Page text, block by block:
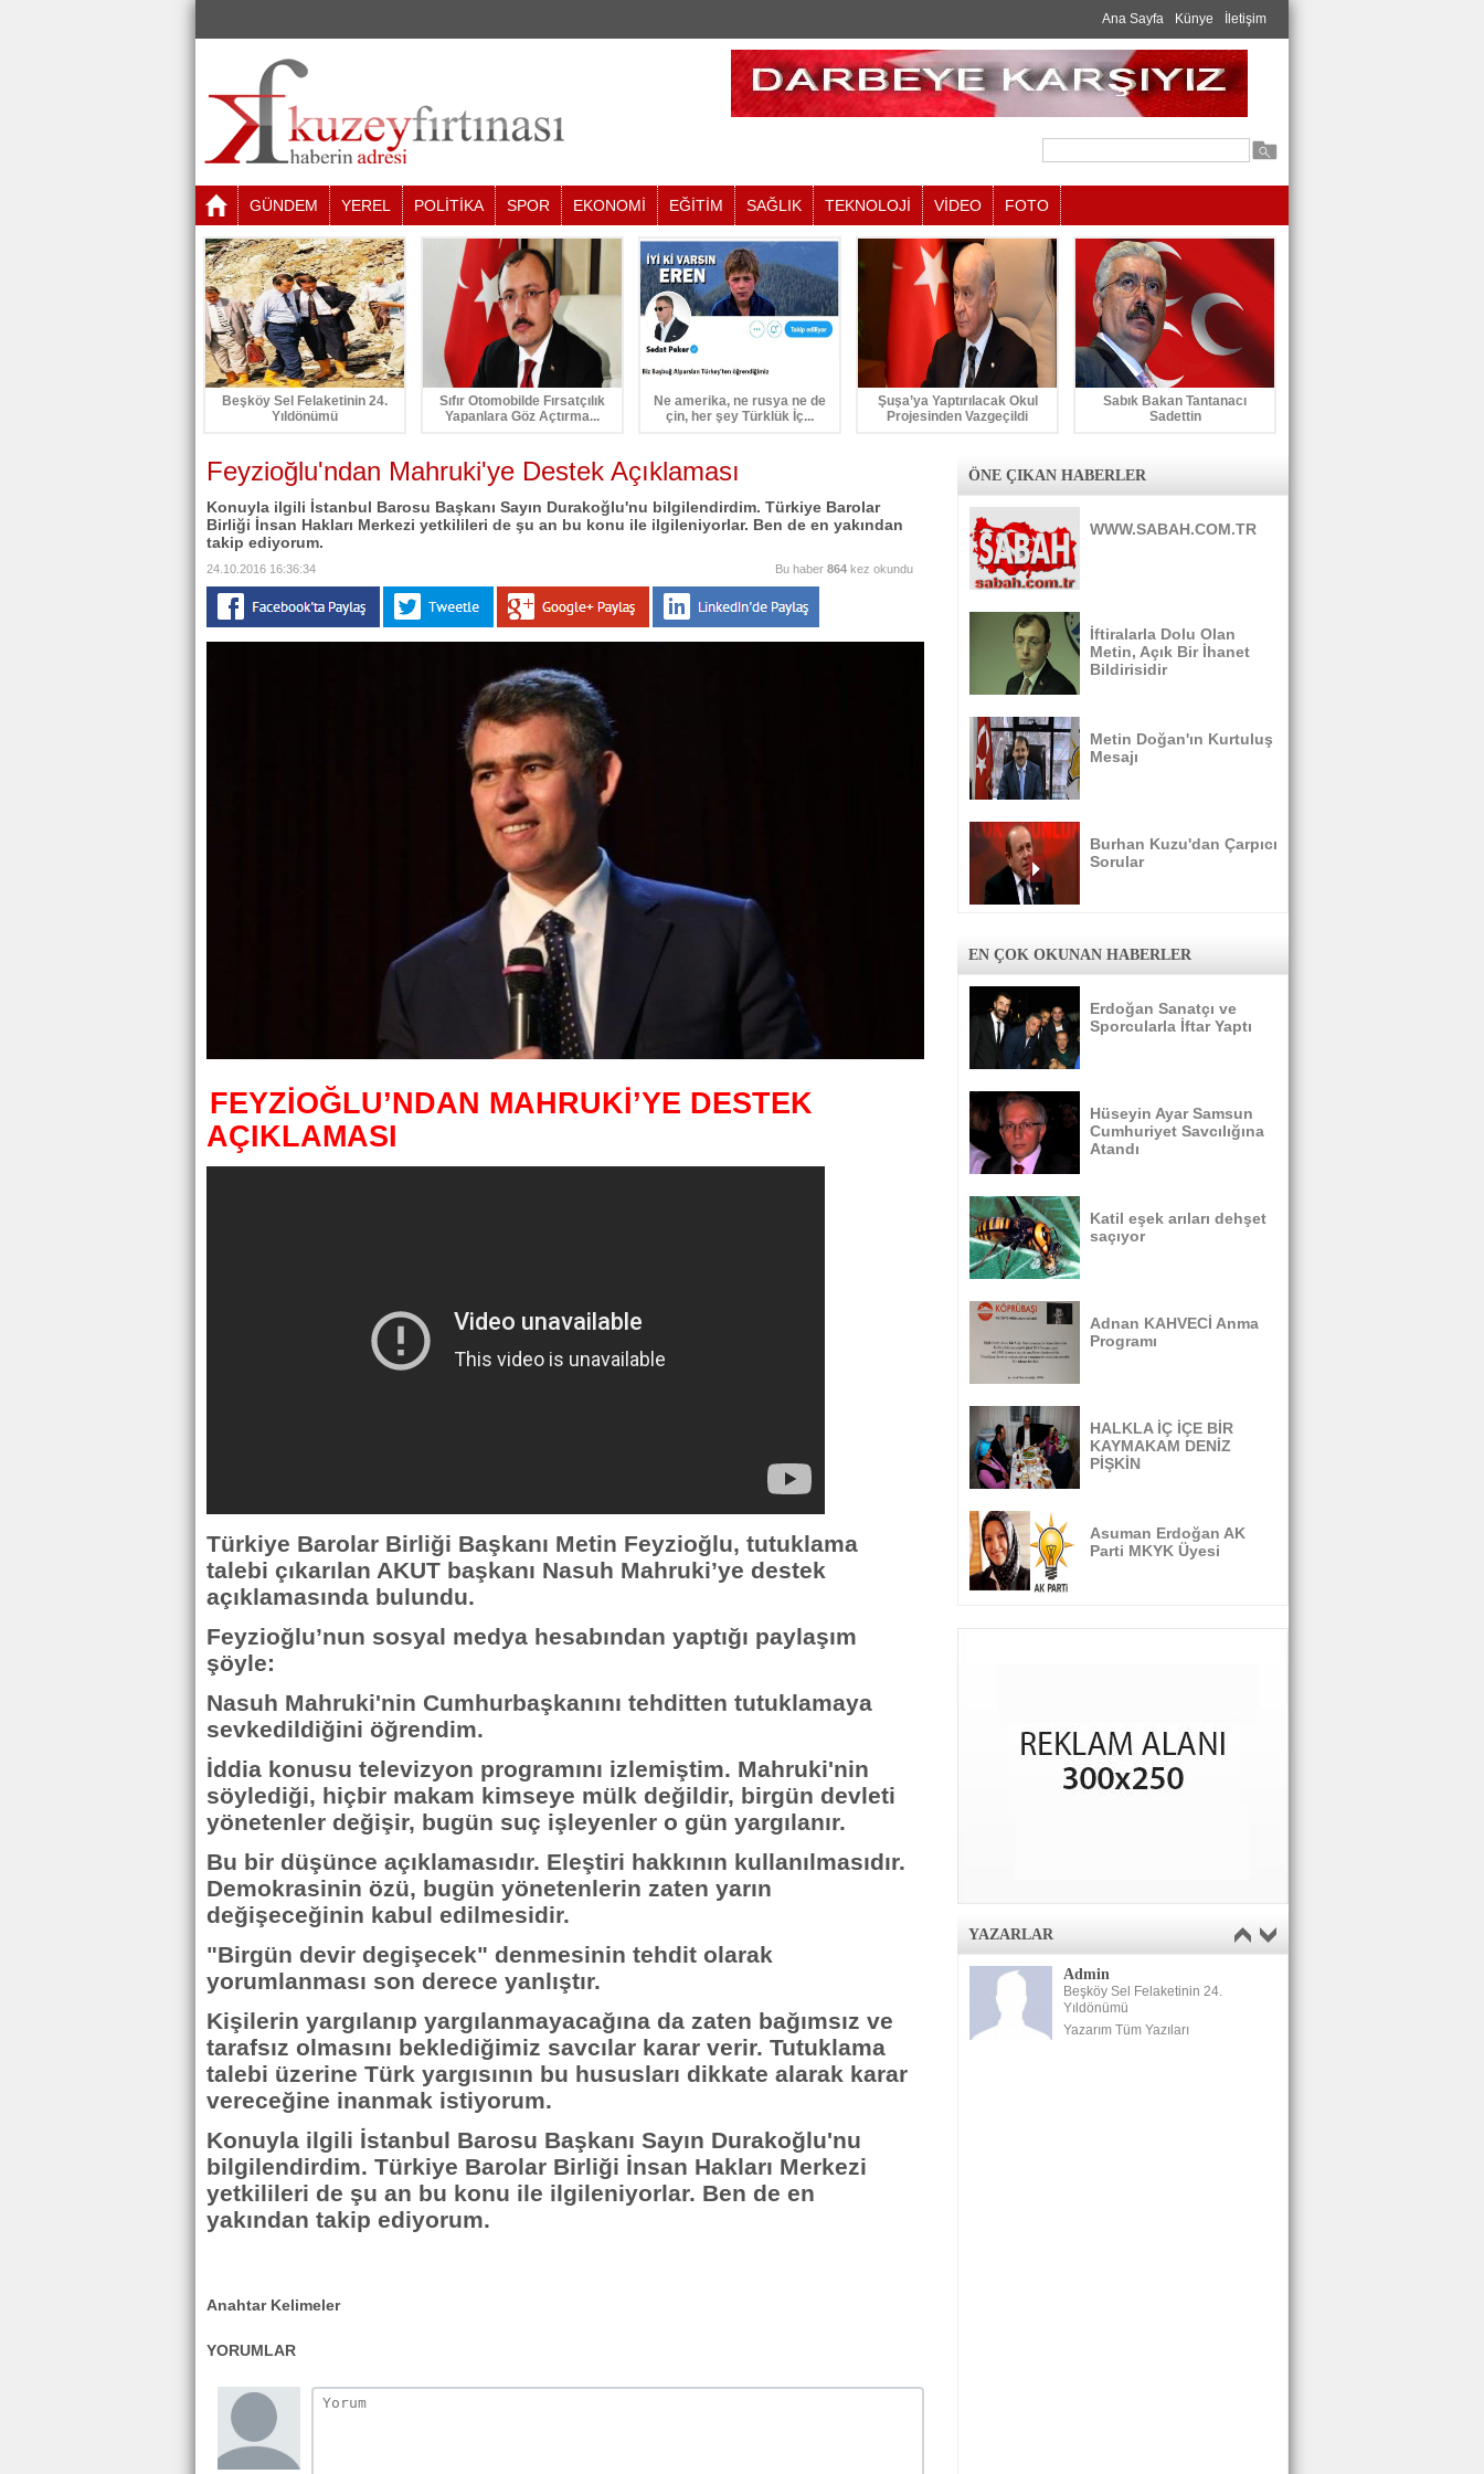
Ana Sayfa Künye İletişim
GÜNDEM YEREL POLİTİKA SPOR EKONOMİ EĞİTİM SAĞLIK TEKNOLOJİ VİDEO FOTO
Beşköy Sel Felaketinin 24.
Yıldönümü
Sıfır Otomobilde Fırsatçılık
Yapanlara Göz Açtırma...
Ne amerika, ne rusya ne de
çin, her şey Türklük İç...
Şuşa’ya Yaptırılacak Okul
Projesinden Vazgeçildi
Sabık Bakan Tantanacı
Sadettin
Feyzioğlu'ndan Mahruki'ye Destek Açıklaması
Konuyla ilgili İstanbul Barosu Başkanı Sayın Durakoğlu'nu bilgilendirdim. Türkiye Barolar
Birliği İnsan Hakları Merkezi yetkilileri de şu an bu konu ile ilgileniyorlar. Ben de en yakından
takip ediyorum.
24.10.2016 16:36:34 Bu haber 864 kez okundu
FEYZİOĞLU’NDAN MAHRUKİ’YE DESTEK
AÇIKLAMASI
Türkiye Barolar Birliği Başkanı Metin Feyzioğlu, tutuklama
talebi çıkarılan AKUT başkanı Nasuh Mahruki’ye destek
açıklamasında bulundu.
Feyzioğlu’nun sosyal medya hesabından yaptığı paylaşım
şöyle:
Nasuh Mahruki'nin Cumhurbaşkanını tehditten tutuklamaya
sevkedildiğini öğrendim.
İddia konusu televizyon programını izlemiştim. Mahruki'nin
söylediği, hiçbir makam kimseye mülk değildir, birgün devleti
yönetenler değişir, bugün suç işleyenler o gün yargılanır.
Bu bir düşünce açıklamasıdır. Eleştiri hakkının kullanılmasıdır.
Demokrasinin özü, bugün yönetenlerin zaten yarın
değişeceğinin kabul edilmesidir.
"Birgün devir degişecek" denmesinin tehdit olarak
yorumlanması son derece yanlıştır.
Kişilerin yargılanıp yargılanmayacağına da zaten bağımsız ve
tarafsız olmasını beklediğimiz savcılar karar verir. Tutuklama
talebi üzerine Türk yargısının bu hususları dikkate alarak karar
vereceğine inanmak istiyorum.
Konuyla ilgili İstanbul Barosu Başkanı Sayın Durakoğlu'nu
bilgilendirdim. Türkiye Barolar Birliği İnsan Hakları Merkezi
yetkilileri de şu an bu konu ile ilgileniyorlar. Ben de en
yakından takip ediyorum.
Anahtar Kelimeler
YORUMLAR
ÖNE ÇIKAN HABERLER
WWW.SABAH.COM.TR
İftiralarla Dolu Olan
Metin, Açık Bir İhanet
Bildirisidir
Metin Doğan'ın Kurtuluş
Mesajı
Burhan Kuzu'dan Çarpıcı
Sorular
EN ÇOK OKUNAN HABERLER
Erdoğan Sanatçı ve
Sporcularla İftar Yaptı
Hüseyin Ayar Samsun
Cumhuriyet Savcılığına
Atandı
Katil eşek arıları dehşet
saçıyor
Adnan KAHVECİ Anma
Programı
HALKLA İÇ İÇE BİR
KAYMAKAM DENİZ
PİŞKİN
Asuman Erdoğan AK
Parti MKYK Üyesi
YAZARLAR
Admin
Beşköy Sel Felaketinin 24.
Yıldönümü
Yazarım Tüm Yazıları